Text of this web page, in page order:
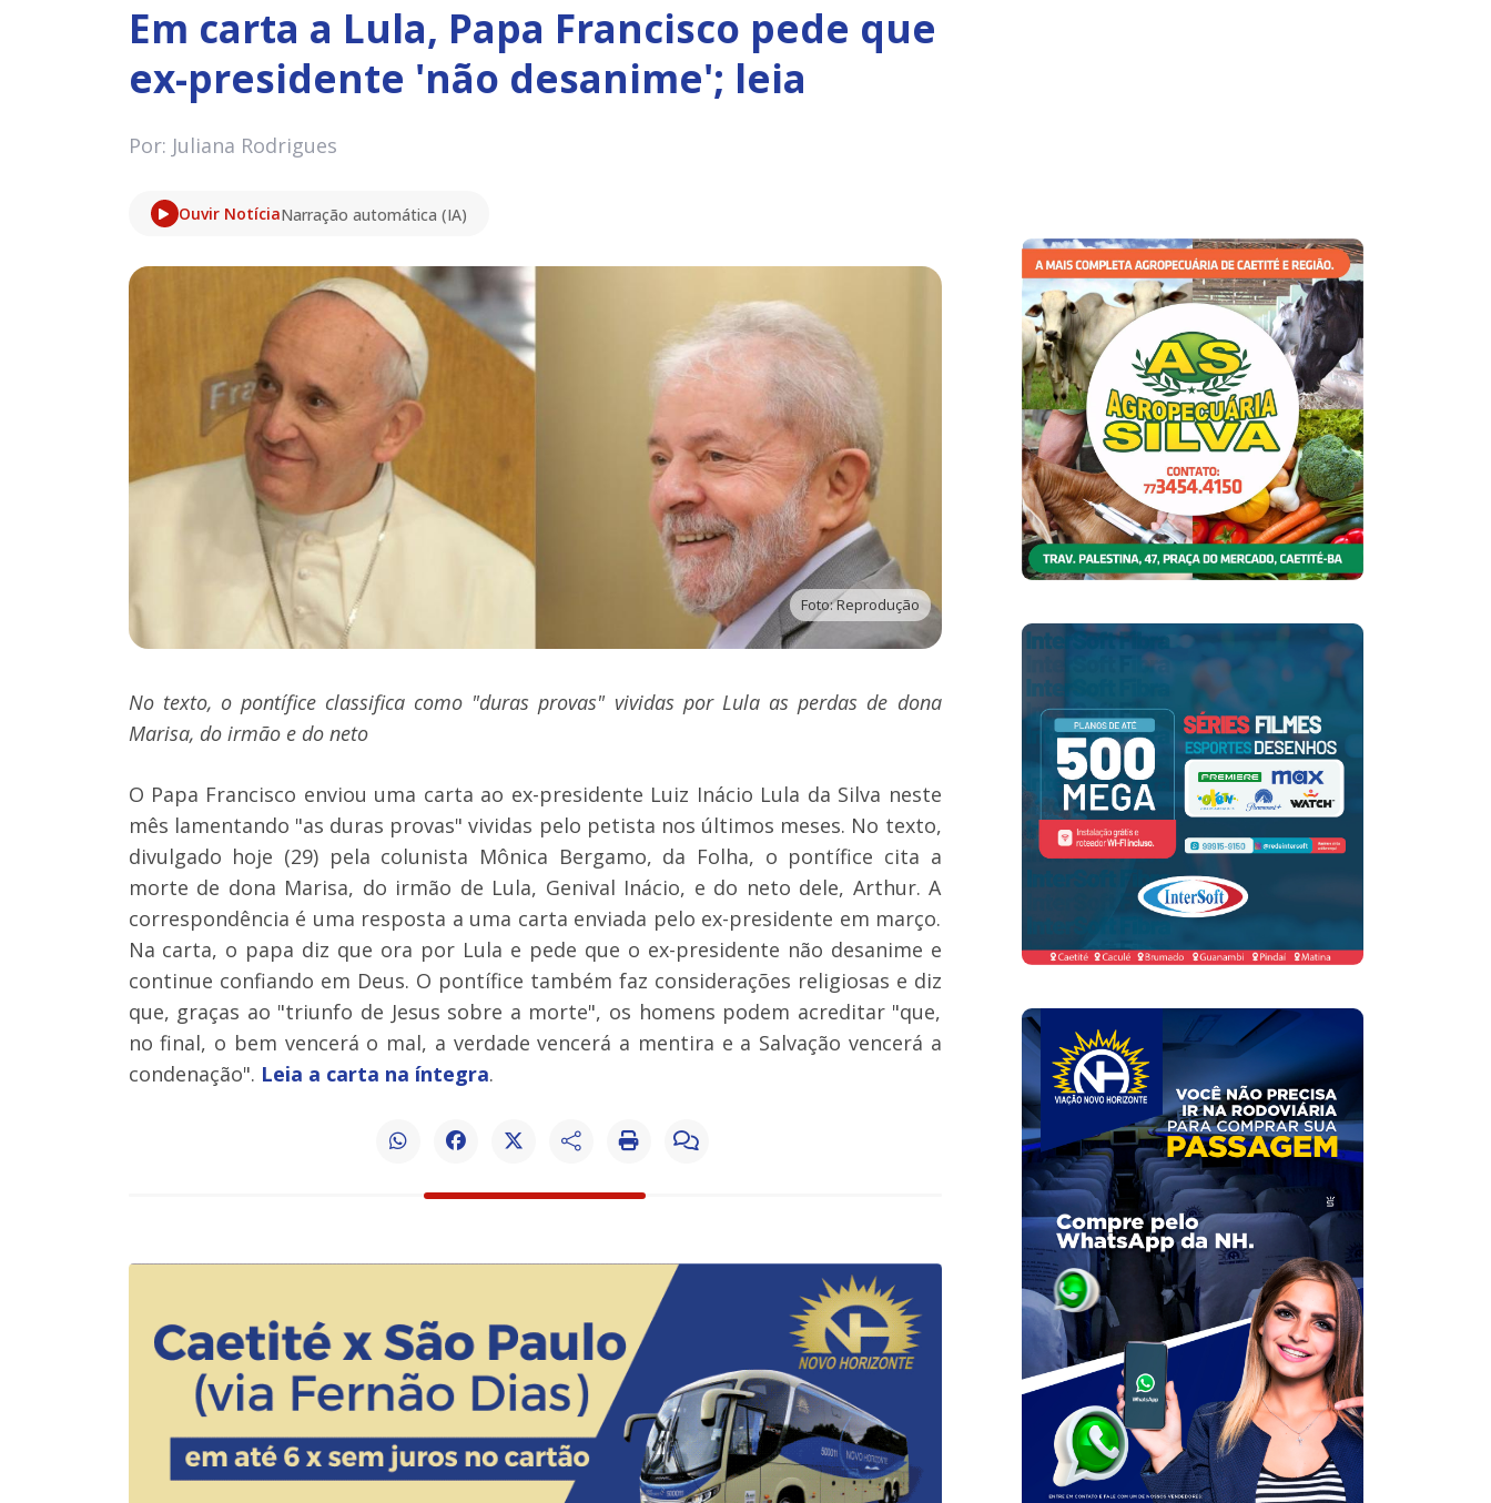
Em carta a Lula, Papa Francisco pede que
ex-presidente 'não desanime'; leia
Por: Juliana Rodrigues
Ouvir NotíciaNarração automática (IA)
Foto: Reprodução
No texto, o pontífice classifica como "duras provas" vividas por Lula as perdas de dona
Marisa, do irmão e do neto
O Papa Francisco enviou uma carta ao ex-presidente Luiz Inácio Lula da Silva neste
mês lamentando "as duras provas" vividas pelo petista nos últimos meses. No texto,
divulgado hoje (29) pela colunista Mônica Bergamo, da Folha, o pontífice cita a
morte de dona Marisa, do irmão de Lula, Genival Inácio, e do neto dele, Arthur. A
correspondência é uma resposta a uma carta enviada pelo ex-presidente em março.
Na carta, o papa diz que ora por Lula e pede que o ex-presidente não desanime e
continue confiando em Deus. O pontífice também faz considerações religiosas e diz
que, graças ao "triunfo de Jesus sobre a morte", os homens podem acreditar "que,
no final, o bem vencerá o mal, a verdade vencerá a mentira e a Salvação vencerá a
condenação". Leia a carta na íntegra.